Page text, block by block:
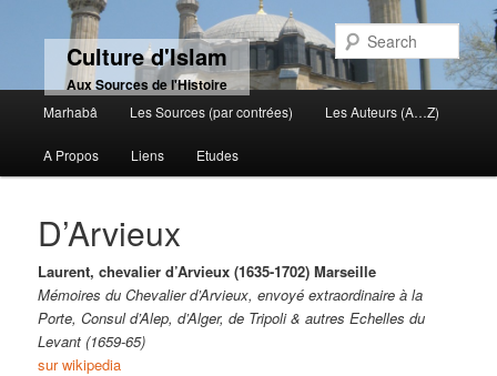
Culture d'Islam
Aux Sources de l'Histoire
Main menu
Skip to primary content
Skip to secondary content
Marhabâ Les Sources (par contrées) Les Auteurs (A…Z)
A Propos Liens Etudes
D’Arvieux
Laurent, chevalier d’Arvieux (1635-1702) Marseille
Mémoires du Chevalier d’Arvieux, envoyé extraordinaire à la
Porte, Consul d’Alep, d’Alger, de Tripoli & autres Echelles du
Levant (1659-65)
sur wikipedia